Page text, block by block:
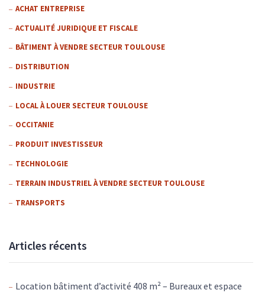
ACHAT ENTREPRISE
ACTUALITÉ JURIDIQUE ET FISCALE
BÂTIMENT À VENDRE SECTEUR TOULOUSE
DISTRIBUTION
INDUSTRIE
LOCAL À LOUER SECTEUR TOULOUSE
OCCITANIE
PRODUIT INVESTISSEUR
TECHNOLOGIE
TERRAIN INDUSTRIEL À VENDRE SECTEUR TOULOUSE
TRANSPORTS
Articles récents
Location bâtiment d’activité 408 m² – Bureaux et espace